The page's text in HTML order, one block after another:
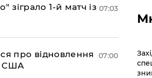
зіграло 1-й матч із 07:03
про відновлення
США
07:00